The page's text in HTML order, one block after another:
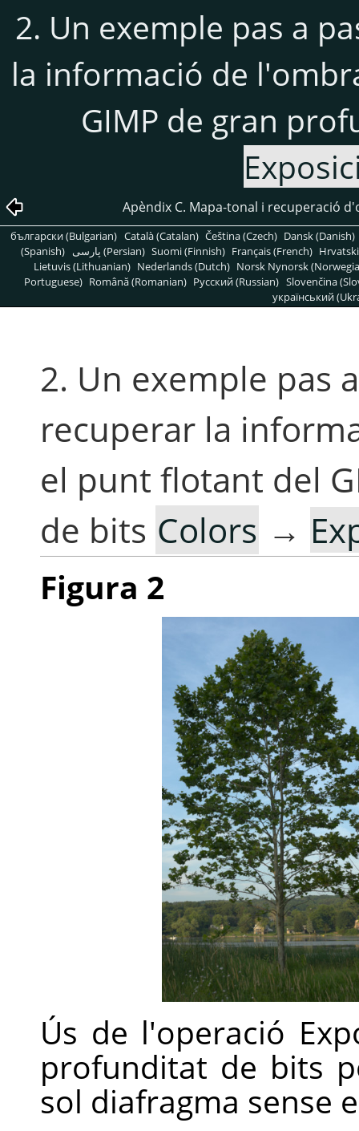
2. Un exemple pas a
la informació de
GIMP de gran
Apèndix C. Mapa-tonal i recuperació
български (Bulgarian) Català (Catalan) Čeština (Czech) Dansk (Danish)
(Spanish)
پارسی (Persian) Suomi (Finnish) Français (French)
Lietuvis (Lithuanian) Nederlands (Dutch) Norsk Nynorsk
Portuguese) Română (Romanian) Pусский (Russian) Slovenčina
український
2. Un exemple pas
recuperar la
el punt flotant del
de bits Colors →
Figura 2
Ús de l'operació
profunditat de bits
sol diafragma sense